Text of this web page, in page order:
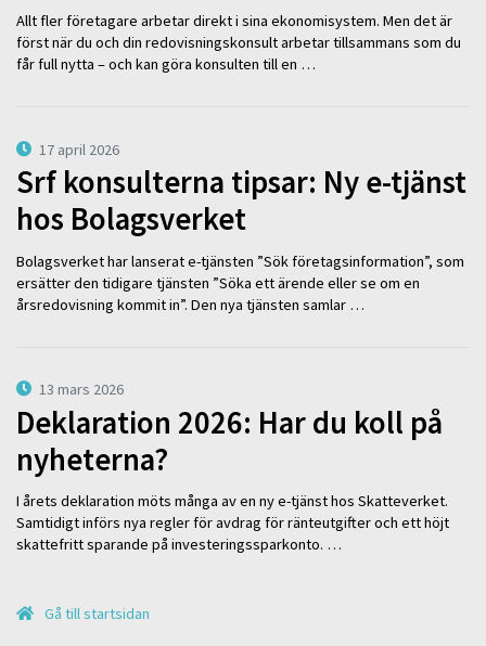
Allt fler företagare arbetar direkt i sina ekonomisystem. Men det är
först när du och din redovisningskonsult arbetar tillsammans som du
får full nytta – och kan göra konsulten till en …
17 april 2026
Srf konsulterna tipsar: Ny e-tjänst
hos Bolagsverket
Bolagsverket har lanserat e-tjänsten ”Sök företagsinformation”, som
ersätter den tidigare tjänsten ”Söka ett ärende eller se om en
årsredovisning kommit in”. Den nya tjänsten samlar …
13 mars 2026
Deklaration 2026: Har du koll på
nyheterna?
I årets deklaration möts många av en ny e-tjänst hos Skatteverket.
Samtidigt införs nya regler för avdrag för ränteutgifter och ett höjt
skattefritt sparande på investeringssparkonto. …
Gå till startsidan